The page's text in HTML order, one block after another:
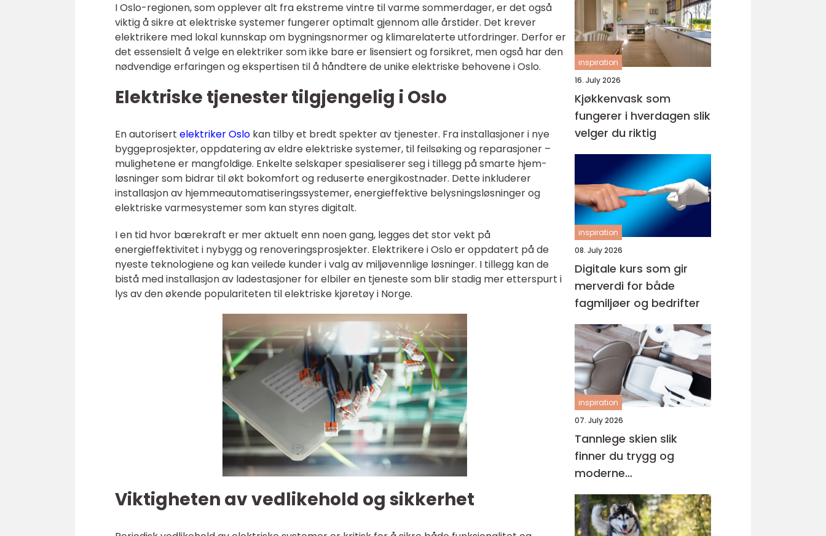
I Oslo-regionen, som opplever alt fra ekstreme vintre til varme sommerdager, er det også
viktig å sikre at elektriske systemer fungerer optimalt gjennom alle årstider. Det krever
elektrikere med lokal kunnskap om bygningsnormer og klimarelaterte utfordringer. Derfor er
det essensielt å velge en elektriker som ikke bare er lisensiert og forsikret, men også har den
nødvendige erfaringen og ekspertisen til å håndtere de unike elektriske behovene i Oslo.
Elektriske tjenester tilgjengelig i Oslo
En autorisert elektriker Oslo kan tilby et bredt spekter av tjenester. Fra installasjoner i nye
byggeprosjekter, oppdatering av eldre elektriske systemer, til feilsøking og reparasjoner –
mulighetene er mangfoldige. Enkelte selskaper spesialiserer seg i tillegg på smarte hjem-
løsninger som bidrar til økt bokomfort og reduserte energikostnader. Dette inkluderer
installasjon av hjemmeautomatiseringssystemer, energieffektive belysningsløsninger og
elektriske varmesystemer som kan styres digitalt.
I en tid hvor bærekraft er mer aktuelt enn noen gang, legges det stor vekt på
energieffektivitet i nybygg og renoveringsprosjekter. Elektrikere i Oslo er oppdatert på de
nyeste teknologiene og kan veilede kunder i valg av miljøvennlige løsninger. I tillegg kan de
bistå med installasjon av ladestasjoner for elbiler en tjeneste som blir stadig mer etterspurt i
lys av den økende populariteten til elektriske kjøretøy i Norge.
Viktigheten av vedlikehold og sikkerhet
inspiration
16. July 2026
Kjøkkenvask som
fungerer i hverdagen slik
velger du riktig
inspiration
08. July 2026
Digitale kurs som gir
merverdi for både
fagmiljøer og bedrifter
inspiration
07. July 2026
Tannlege skien slik
finner du trygg og
moderne
tannbehandling i
grenland